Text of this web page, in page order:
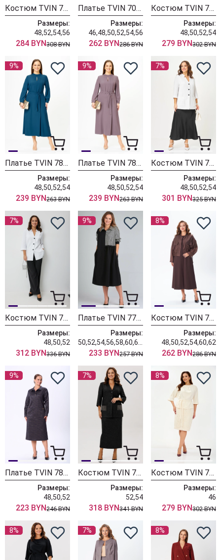
Костюм TVIN 7020 черный
Размеры:
48,52,54,56
284 BYN308 BYN
Платье TVIN 7003
Размеры:
46,48,50,52,54,56
262 BYN286 BYN
Костюм TVIN 7008 пудра
Размеры:
48,50,52,54
279 BYN302 BYN
9%
Платье TVIN 7891 т.бирюза
Размеры:
48,50,52,54
239 BYN263 BYN
9%
Платье TVIN 7891 клевер
Размеры:
48,50,52,54
239 BYN263 BYN
7%
Костюм TVIN 7892
Размеры:
48,50,52,54
301 BYN325 BYN
7%
Костюм TVIN 7895
Размеры:
48,50,52
312 BYN336 BYN
9%
Платье TVIN 7764
Размеры:
233 BYN257 BYN
8%
Костюм TVIN 7877 шоколад
Размеры:
48,50,52,54,60,62
262 BYN286 BYN
9%
Платье TVIN 7878
Размеры:
48,50,52
223 BYN246 BYN
7%
Костюм TVIN 7893
Размеры:
52,54
318 BYN341 BYN
8%
Костюм TVIN 7886 молочный
Размеры:
46
279 BYN302 BYN
8% 7% 8%